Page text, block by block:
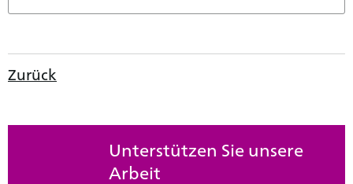
Zurück
Unterstützen Sie unsere
Arbeit